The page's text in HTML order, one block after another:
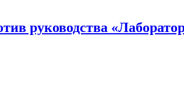
руководства